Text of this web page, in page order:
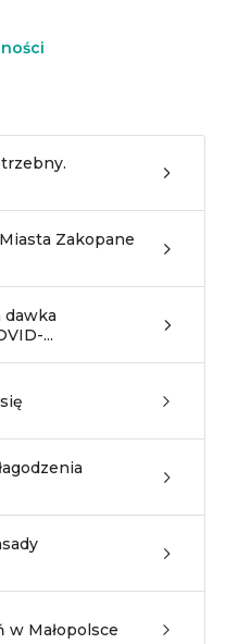
Zakopane
dawka
...
Małopolsce